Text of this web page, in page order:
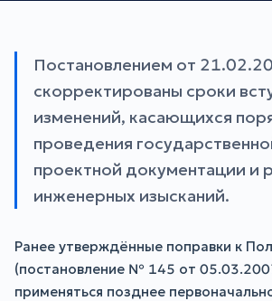
Постановлением от
скорректированы сроки
изменений, касающихся
проведения
проектной документации и
инженерных изысканий.
Ранее утверждённые поправки к
(постановление № 145 от
применяться позднее